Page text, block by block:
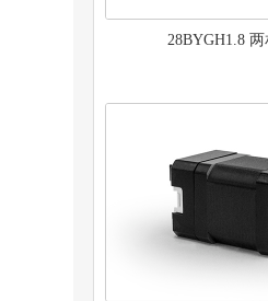
28BYGH1.8